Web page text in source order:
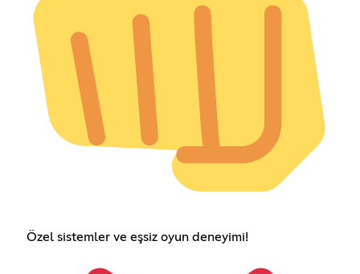
Özel sistemler ve eşsiz oyun deneyimi!